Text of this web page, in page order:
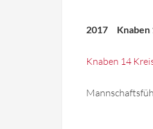
2017 Knaben
Knaben 14